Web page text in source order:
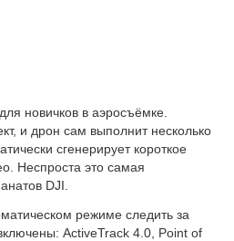
новичков в аэросъёмке.
и дрон сам выполнит несколько
сгенерирует короткое
Неспроста это самая
DJI.
режиме следить за
ActiveTrack 4.0, Point of